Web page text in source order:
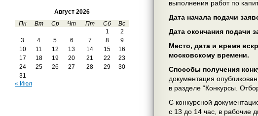
Август 2026
Пн
Вт Ср Чт Пт Сб
Вс
1
2
3
4 5 6 7 8
9
10
11 12 13 14 15
16
17
18 19 20 21 22
23
24
25 26 27 28 29
30
31
« Июл
выполнения работ по
Дата начала подачи
Дата окончания подачи
Место, дата и время
московскому времени.
Способы получения
документация
в разделе “Конкурсы.
С конкурсной
с 13 до 14 час, в рабочие